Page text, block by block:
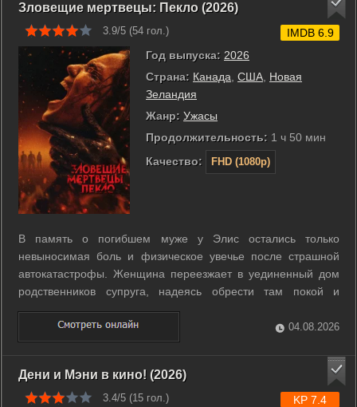
Зловещие мертвецы: Пекло (2026)
3.9/5 (54 гол.)
Год выпуска: 2026
Страна: Канада, США, Новая
Зеландия
Жанр: Ужасы
Продолжительность: 1 ч 50 мин
Качество:
FHD (1080p)
IMDB 6.9
В память о погибшем муже у Элис остались только
невыносимая боль и физическое увечье после страшной
автокатастрофы. Женщина переезжает в уединенный дом
родственников супруга, надеясь обрести там покой и
исцеление. Однако вместо утешения она находит на
чердаке древнюю книгу, открывающую врата в мир
кошмаров. Демонические силы проникают в жилище и ...
04.08.2026
Дени и Мэни в кино! (2026)
3.4/5 (15 гол.) KP 7.4